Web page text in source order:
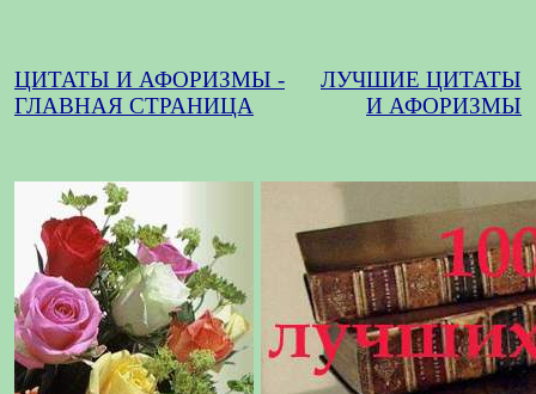
ЦИТАТЫ И АФОРИЗМЫ -
ГЛАВНАЯ СТРАНИЦА
ЛУЧШИЕ ЦИТАТЫ
И АФОРИЗМЫ